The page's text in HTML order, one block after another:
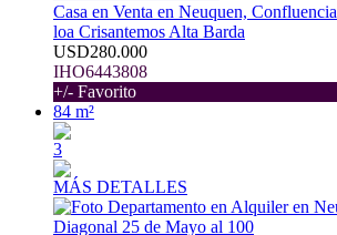
Casa en Venta en Neuquen, Confluencia
loa Crisantemos Alta Barda
USD280.000
IHO6443808
+/- Favorito
84 m²
3
MÁS DETALLES